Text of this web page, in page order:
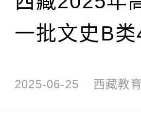
一批文史B
2025-06-25 西藏教